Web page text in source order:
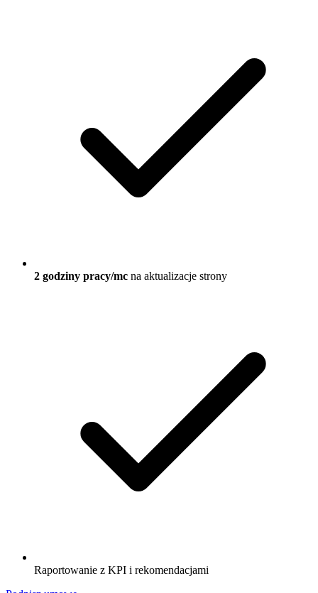
2 godziny pracy/mc na aktualizacje strony
Raportowanie z KPI i rekomendacjami